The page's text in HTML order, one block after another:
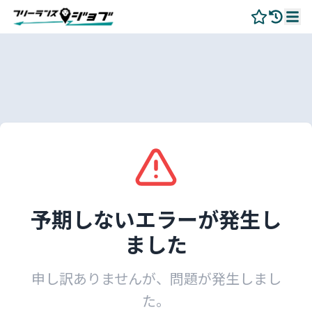
予期しないエラーが発生し
ました
申し訳ありませんが、問題が発生しまし
た。